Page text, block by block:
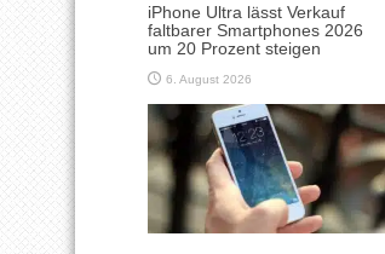
iPhone Ultra lässt Verkauf
faltbarer Smartphones 2026
um 20 Prozent steigen
6. August 2026